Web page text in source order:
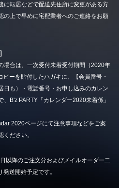
に転居などで配送先住所に変更がある方
の上で早めに宅配業者へのご連絡をお願
場合は、一次受付未着受付期間（2020年
ーを貼付したハガキに、【会員番号・
日も）・電話番号・お申し込みのカレン
B'z PARTY「カレンダー2020未着係」
2020ページにて注意事項などをご案
ださい。
以降のご注文分およびメイルオーダー二
送開始予定です。